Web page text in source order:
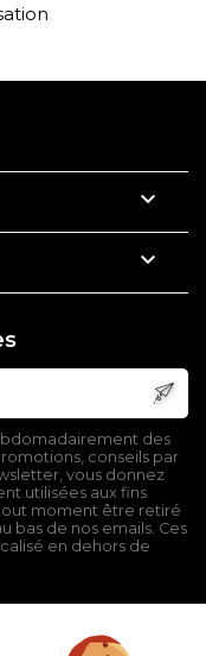


des
conseils par
vous donnez
utilisées aux fins
moment être retiré
bas de nos emails. Ces
en dehors de